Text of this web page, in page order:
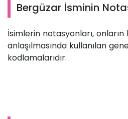
Bergüzar İsminin
İsimlerin notasyonları,
anlaşılmasında kullanılan
kodlamalarıdır.